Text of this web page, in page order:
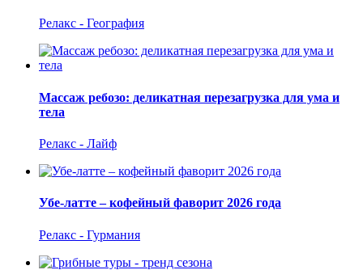
Релакс - География
Массаж ребозо: деликатная перезагрузка для ума и
тела
Релакс - Лайф
Убе-латте – кофейный фаворит 2026 года
Релакс - Гурмания